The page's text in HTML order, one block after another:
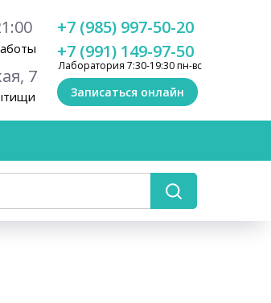
7 Лаборатория 7:30-19:30 пн-вс
+7 (991) 149-97-50
+7 (985) 997-50-20
Записаться онлайн